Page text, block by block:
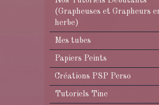
(Grapheuses et Grapheurs
herbe)
Mes tubes
Papiers Peints
Créations PSP Perso
Tutoriels Tine